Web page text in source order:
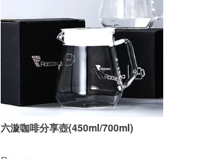
六漩咖啡分享壺(450ml/700ml)